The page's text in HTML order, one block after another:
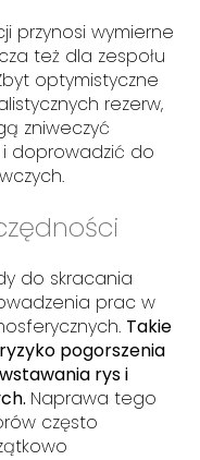
przynosi wymierne
też dla zespołu
optymistyczne
rezerw,
zniweczyć
doprowadzić do
do skracania
prac w
Takie
pogorszenia
rys i
Naprawa tego
często